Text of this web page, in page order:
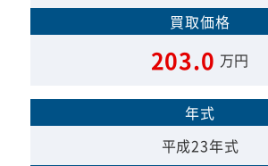
買取価格
203.0 万円
年式
平成23年式